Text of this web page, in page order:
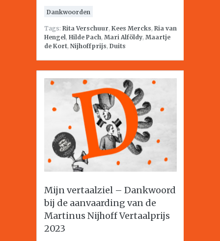
Dankwoorden
Tags: Rita Verschuur, Kees Mercks, Ria van
Hengel, Hilde Pach, Mari Alföldy, Maartje
de Kort, Nijhoffprijs, Duits
Mijn vertaalziel – Dankwoord
bij de aanvaarding van de
Martinus Nijhoff Vertaalprijs
2023